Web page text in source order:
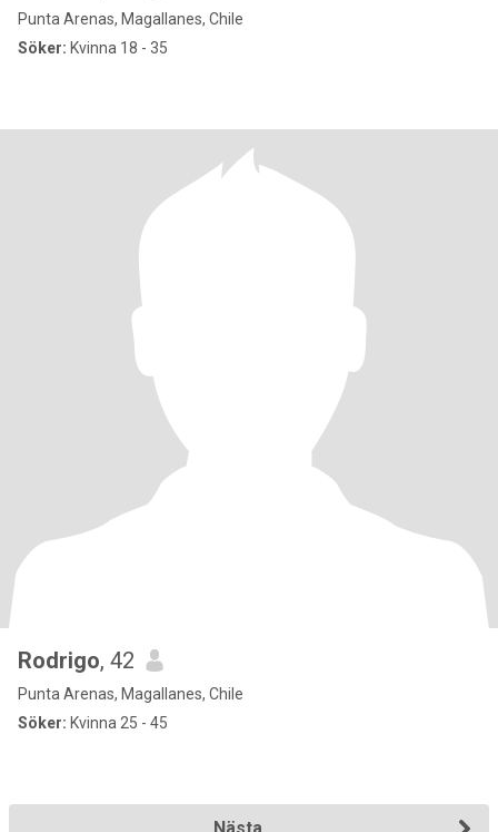
Punta Arenas, Magallanes, Chile
Söker: Kvinna 18 - 35
Rodrigo, 42
Punta Arenas, Magallanes, Chile
Söker: Kvinna 25 - 45